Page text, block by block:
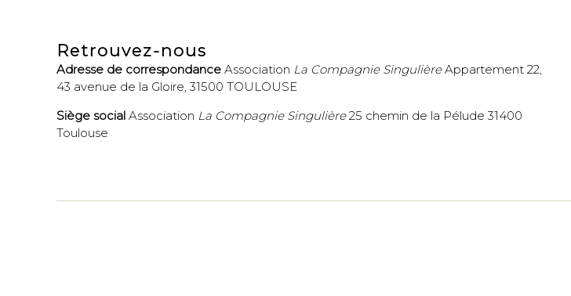
Retrouvez-nous
Adresse de correspondance Association La Compagnie SingulièreAppartement 22,
43 avenue de la Gloire, 31500 TOULOUSE
Siège social Association La Compagnie Singulière25 chemin de la Pélude 31400
Toulouse